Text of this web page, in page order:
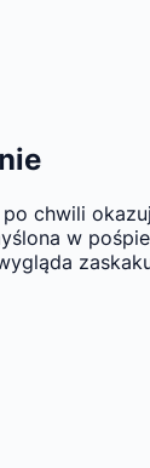
chwili
w